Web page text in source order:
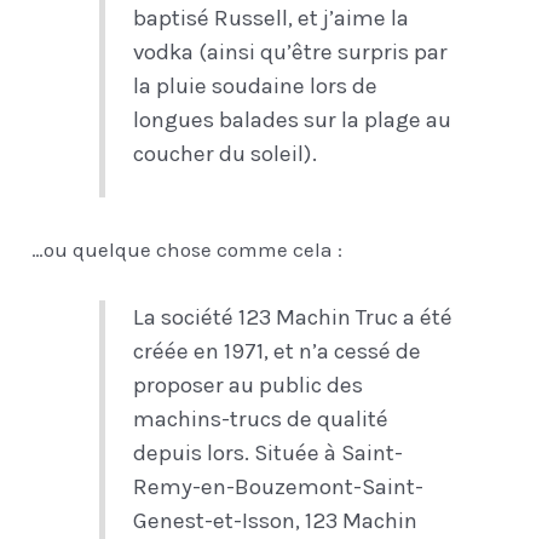
baptisé Russell, et j’aime la
vodka (ainsi qu’être surpris par
la pluie soudaine lors de
longues balades sur la plage au
coucher du soleil).
…ou quelque chose comme cela :
La société 123 Machin Truc a été
créée en 1971, et n’a cessé de
proposer au public des
machins-trucs de qualité
depuis lors. Située à Saint-
Remy-en-Bouzemont-Saint-
Genest-et-Isson, 123 Machin